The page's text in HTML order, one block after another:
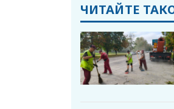
ЧИТАЙТЕ